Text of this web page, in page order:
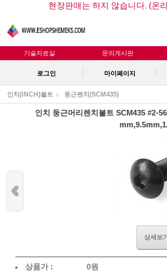
현장판매는 하지 않습니다. (온
기술자료실 문의게시판
로그인 마이페이지
인치(INCH)볼트 둥근렌치(SCM435)
인치 둥근머리렌치볼트 SCM435 #2-
상세보기
상품가 :
0원